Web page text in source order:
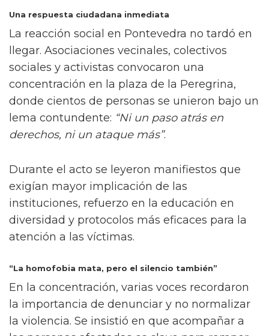
Una respuesta ciudadana inmediata
La reacción social en Pontevedra no tardó en
llegar. Asociaciones vecinales, colectivos
sociales y activistas convocaron una
concentración en la plaza de la Peregrina,
donde cientos de personas se unieron bajo un
lema contundente: “Ni un paso atrás en
derechos, ni un ataque más”.
Durante el acto se leyeron manifiestos que
exigían mayor implicación de las
instituciones, refuerzo en la educación en
diversidad y protocolos más eficaces para la
atención a las víctimas.
“La homofobia mata, pero el silencio también”
En la concentración, varias voces recordaron
la importancia de denunciar y no normalizar
la violencia. Se insistió en que acompañar a